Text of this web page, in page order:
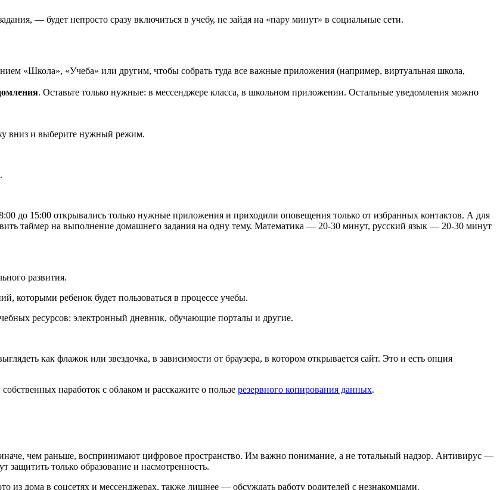
— будет непросто сразу включиться в учебу, не зайдя на «пару минут» в социальные сети.
«Школа», «Учеба» или другим, чтобы собрать туда все важные приложения (например, виртуальная школа,
. Оставьте только нужные: в мессенджере класса, в школьном приложении. Остальные уведомления можно
вниз и выберите нужный режим.
.
до 15:00 открывались только нужные приложения и приходили оповещения только от избранных контактов. А для
таймер на выполнение домашнего задания на одну тему. Математика — 20-30 минут, русский язык — 20-30 минут
развития.
которыми ребенок будет пользоваться в процессе учебы.
ресурсов: электронный дневник, обучающие порталы и другие.
как флажок или звездочка, в зависимости от браузера, в котором открывается сайт. Это и есть опция
наработок с облаком и расскажите о пользе резервного копирования данных.
иначе, чем раньше, воспринимают цифровое пространство. Им важно понимание, а не тотальный надзор. Антивирус —
защитить только образование и насмотренность.
из дома в соцсетях и мессенджерах, также лишнее — обсуждать работу родителей с незнакомцами.